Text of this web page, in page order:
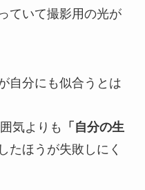
ていて撮影用の光が
自分にも似合うとは
気よりも
「自分の生
たほうが失敗しにく